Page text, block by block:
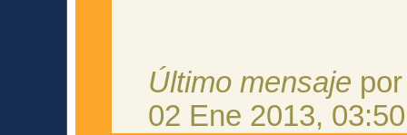
Último mensaje
02 Ene 2013, 03:50